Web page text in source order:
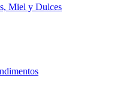
Miel y Dulces